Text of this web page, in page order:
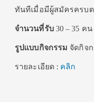
ทันทีเมื่อมีผู้สมัครครบ
จำนวนที่รับ30 – 35 คน
รูปแบบกิจกรรม จัดกิจ
รายละเอียด : คลิก